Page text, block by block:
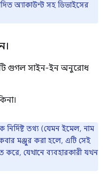
অ্যাকাউন্ট সহ ডিভাইসের
গুগল সাইন-ইন অনুরোধ
তথ্য (যেমন ইমেল, নাম
মঞ্জুর করা হলে, এটি সেই
করে, যেখানে ব্যবহারকারী যখন